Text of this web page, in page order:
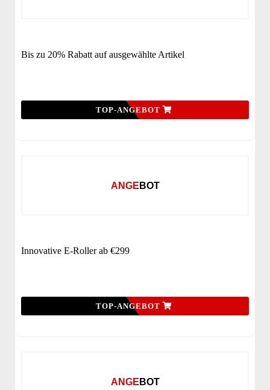
Bis zu 20% Rabatt auf ausgewählte Artikel
TOP-ANGEBOT
ANGEBOT
Innovative E-Roller ab €299
TOP-ANGEBOT
ANGEBOT